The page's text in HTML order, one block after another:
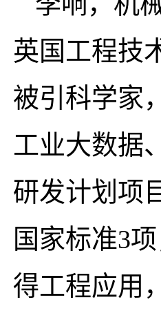
英国工程技
被引科学家
工业大数据
研发计划项
国家标准3
得工程应用